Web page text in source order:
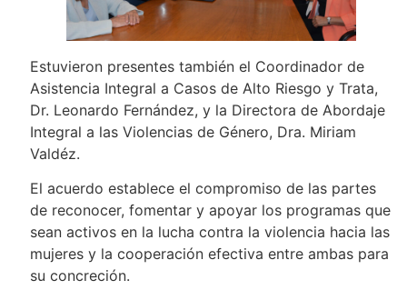
Estuvieron presentes también el Coordinador de
Asistencia Integral a Casos de Alto Riesgo y Trata,
Dr. Leonardo Fernández, y la Directora de Abordaje
Integral a las Violencias de Género, Dra. Miriam
Valdéz.
El acuerdo establece el compromiso de las partes
de reconocer, fomentar y apoyar los programas que
sean activos en la lucha contra la violencia hacia las
mujeres y la cooperación efectiva entre ambas para
su concreción.